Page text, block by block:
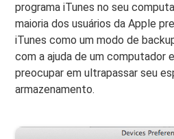
programa iTunes no seu
maioria dos usuários da Apple
iTunes como um modo de
com a ajuda de um computador
preocupar em ultrapassar seu
armazenamento.